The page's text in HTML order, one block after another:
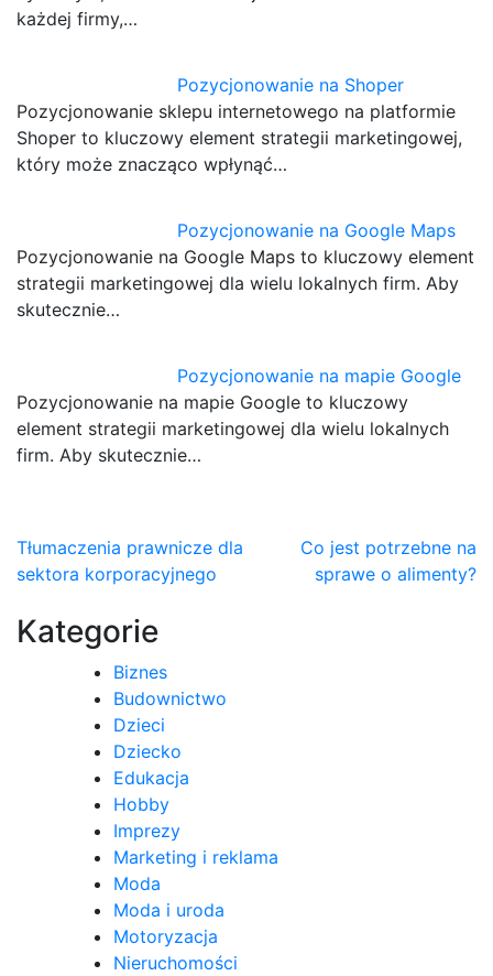
każdej firmy,…
Pozycjonowanie na Shoper
Pozycjonowanie sklepu internetowego na platformie
Shoper to kluczowy element strategii marketingowej,
który może znacząco wpłynąć…
Pozycjonowanie na Google Maps
Pozycjonowanie na Google Maps to kluczowy element
strategii marketingowej dla wielu lokalnych firm. Aby
skutecznie…
Pozycjonowanie na mapie Google
Pozycjonowanie na mapie Google to kluczowy
element strategii marketingowej dla wielu lokalnych
firm. Aby skutecznie…
Nawigacja
wpisu
Tłumaczenia prawnicze dla
sektora korporacyjnego
Co jest potrzebne na
sprawe o alimenty?
Kategorie
Biznes
Budownictwo
Dzieci
Dziecko
Edukacja
Hobby
Imprezy
Marketing i reklama
Moda
Moda i uroda
Motoryzacja
Nieruchomości